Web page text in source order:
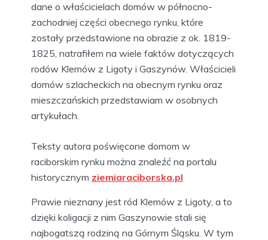
dane o właścicielach domów w północno-
zachodniej części obecnego rynku, które
zostały przedstawione na obrazie z ok. 1819-
1825, natrafiłem na wiele faktów dotyczących
rodów Klemów z Ligoty i Gaszynów. Właścicieli
domów szlacheckich na obecnym rynku oraz
mieszczańskich przedstawiam w osobnych
artykułach.
Teksty autora poświęcone domom w
raciborskim rynku można znaleźć na portalu
historycznym ziemiaraciborska.pl
Prawie nieznany jest ród Klemów z Ligoty, a to
dzięki koligacji z nim Gaszynowie stali się
najbogatszą rodziną na Górnym Śląsku. W tym